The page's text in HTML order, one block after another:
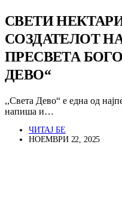
СВЕТИ
СОЗДАТЕЛОТ
ПРЕСВЕТА
ДЕВО“
,,Света Дево“ е една од
напиша и…
ЧИТАЈ БЕ
НОЕМВРИ 22, 2025